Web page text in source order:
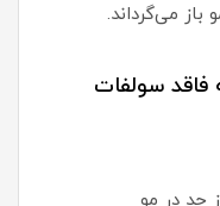
باز می‌گرداند.
سولفات
حد در مو